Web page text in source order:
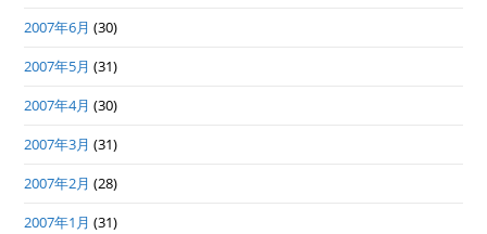
2007年6月 (30)
2007年5月 (31)
2007年4月 (30)
2007年3月 (31)
2007年2月 (28)
2007年1月 (31)